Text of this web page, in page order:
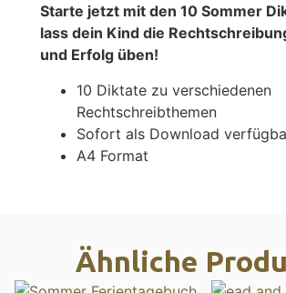
Starte jetzt mit den 10 Sommer
lass dein Kind die
und Erfolg üben!
10 Diktate zu verschiedenen
Rechtschreibthemen
Sofort als Download
A4 Format
Ähnliche